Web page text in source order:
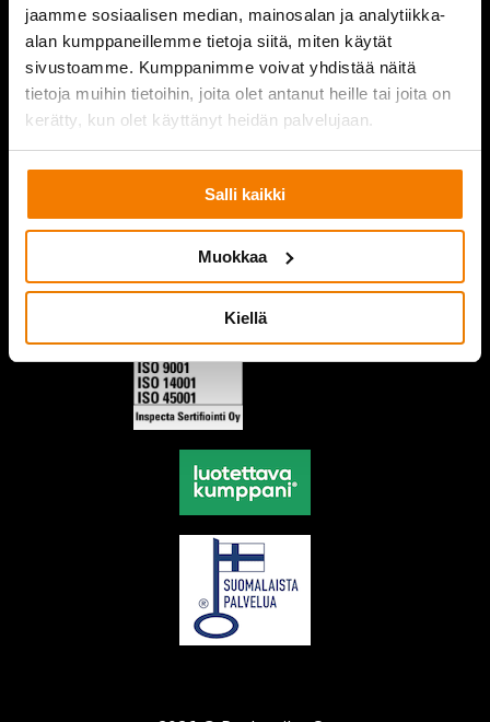
jaamme sosiaalisen median, mainosalan ja analytiikka-
alan kumppaneillemme tietoja siitä, miten käytät
sivustoamme. Kumppanimme voivat yhdistää näitä
tietoja muihin tietoihin, joita olet antanut heille tai joita on
kerätty, kun olet käyttänyt heidän palvelujaan.
Salli kaikki
Muokkaa
Kiellä
PURKUPIHA